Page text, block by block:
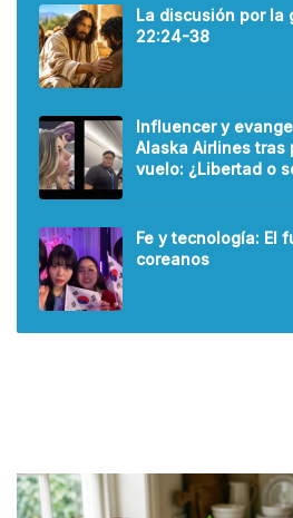
La discusión por la
22:24-38
Influencer y
Alaska Airlines tras
vuelo: ¿Libertad o
Fe y tecnología: El
coreanos